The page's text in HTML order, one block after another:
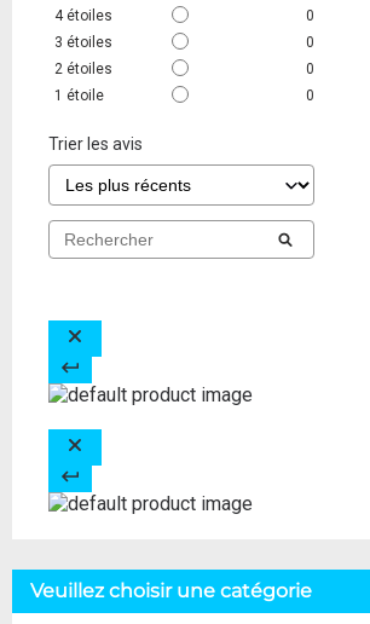
4 étoiles
0
3 étoiles
0
2 étoiles
0
1 étoile 0
Trier les avis
Veuillez choisir une catégorie